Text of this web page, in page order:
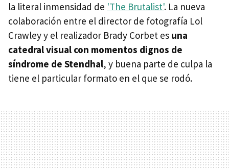
la literal inmensidad de 'The Brutalist'. La nueva
colaboración entre el director de fotografía Lol
Crawley y el realizador Brady Corbet es una
catedral visual con momentos dignos de
síndrome de Stendhal, y buena parte de culpa la
tiene el particular formato en el que se rodó.